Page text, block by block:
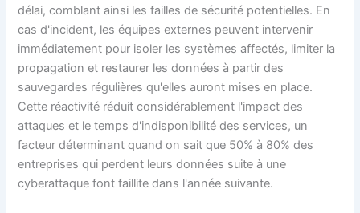
délai, comblant ainsi les failles de sécurité potentielles. En
cas d'incident, les équipes externes peuvent intervenir
immédiatement pour isoler les systèmes affectés, limiter la
propagation et restaurer les données à partir des
sauvegardes régulières qu'elles auront mises en place.
Cette réactivité réduit considérablement l'impact des
attaques et le temps d'indisponibilité des services, un
facteur déterminant quand on sait que 50% à 80% des
entreprises qui perdent leurs données suite à une
cyberattaque font faillite dans l'année suivante.